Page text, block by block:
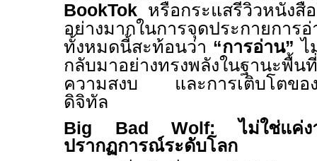
BookTok หรือกระแสรีวิวหนัง
อย่างมากในการจุดประกายการ
ทั้งหมดนี้สะท้อนว่า “การอ่าน” ไ
กลับมาอย่างทรงพลังในฐานะพื้น
ความสงบ และการเติบโตของ
ดิจิทัล
Big Bad Wolf:ไม่ใช่แค่
ปรากฏการณ์ระดับโลก